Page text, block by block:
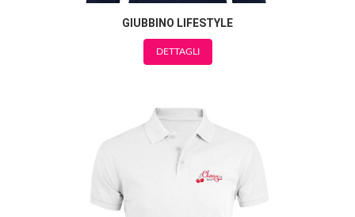
GIUBBINO LIFESTYLE
DETTAGLI